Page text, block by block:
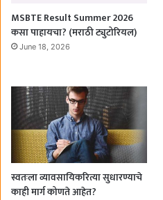
MSBTE Result Summer 2026
कसा पाहायचा? (मराठी ट्युटोरियल)
June 18, 2026
स्वतःला व्यावसायिकरित्या सुधारण्याचे
काही मार्ग कोणते आहेत?